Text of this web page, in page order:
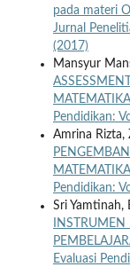
pada materi
Jurnal
(2017)
Mansyur
Pendidikan:
Amrina Rizta,
Pendidikan:
Sri Yamtinah,
Evaluasi